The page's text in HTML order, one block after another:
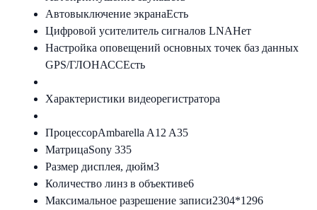
Автовыключение экранаЕсть
Цифровой усителитель сигналов LNAНет
Настройка оповещений основных точек баз данных
GPS/ГЛОНАССЕсть
Характеристики видеорегистратора
ПроцессорAmbarella A12 A35
МатрицаSony 335
Размер дисплея, дюйм3
Количество линз в объективе6
Максимальное разрешение записи2304*1296